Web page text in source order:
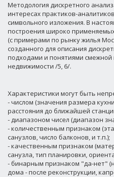
Методология дискретного
интересах практиков-
символьного изложения. В
построения широко
(с примерами по рынку жилья
созданного для описания
подходами и понятиями смежной
недвижимости /5, 6/.
Характеристики могут быть
- числом (значения размера
расстояния до ближайшей
- диапазоном чисел (диапазон
- количественным признаком
санузлов, число балконов, и т.п.);
- качественным признаком
санузла, тип планировки,
- бинарным признаком "да-нет"
дома - после реконструкции,